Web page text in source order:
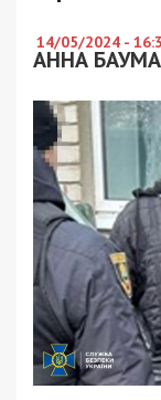
14/05/2024 -
АННА